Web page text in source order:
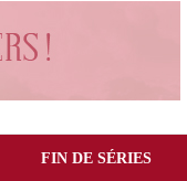
FIN DE SÉRIES